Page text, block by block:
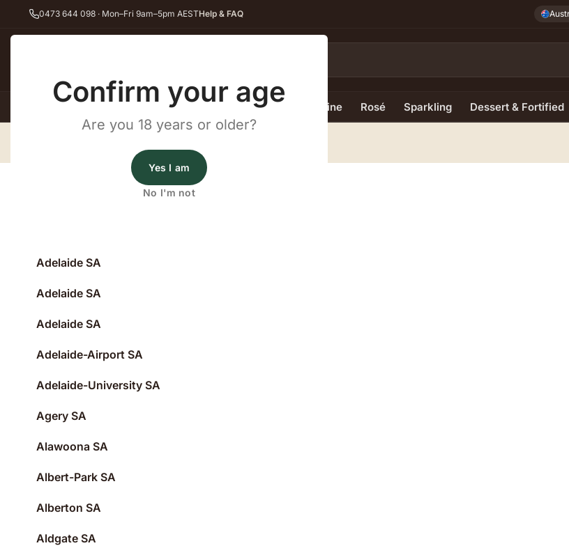
Confirm your age
Are you 18 years or older?
Yes I am
No I'm not
0473 644 098 · Mon–Fri 9am–5pm AESTHelp & FAQ
All Wines Red Wine White Wine Rosé Sparkling Dessert & Fortified
Site Map South Australia
Site Map South Australia
Aberfoyle-Park SA
Adelaide SA
Adelaide SA
Adelaide SA
Adelaide-Airport SA
Adelaide-University SA
Agery SA
Alawoona SA
Albert-Park SA
Alberton SA
Aldgate SA